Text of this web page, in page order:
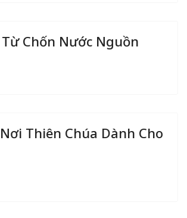
Chốn Nước Nguồn
Thiên Chúa Dành Cho